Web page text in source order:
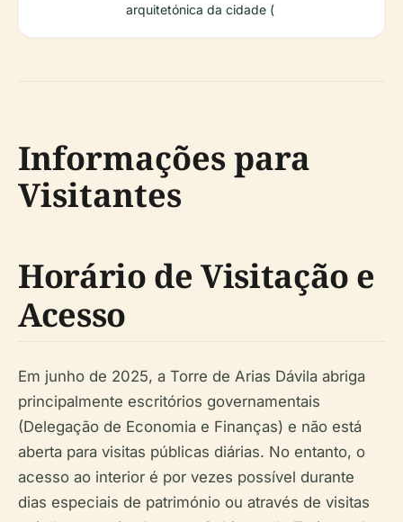
arquitetónica da cidade (
Informações para
Visitantes
Horário de Visitação e
Acesso
Em junho de 2025, a Torre de Arias Dávila abriga
principalmente escritórios governamentais
(Delegação de Economia e Finanças) e não está
aberta para visitas públicas diárias. No entanto, o
acesso ao interior é por vezes possível durante
dias especiais de património ou através de visitas